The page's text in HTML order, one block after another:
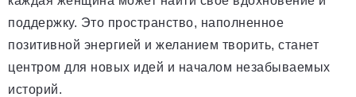
поддержку. Это пространство, наполненное
позитивной энергией и желанием творить, станет
центром для новых идей и началом незабываемых
историй.